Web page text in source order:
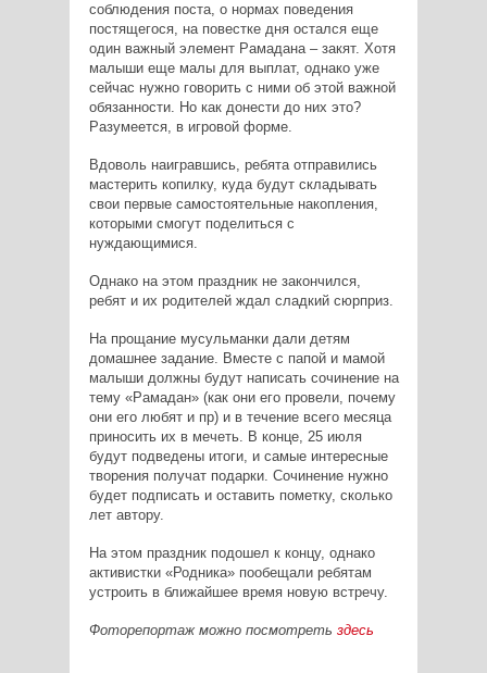
соблюдения поста, о нормах поведения
постящегося, на повестке дня остался еще
один важный элемент Рамадана – закят. Хотя
малыши еще малы для выплат, однако уже
сейчас нужно говорить с ними об этой важной
обязанности. Но как донести до них это?
Разумеется, в игровой форме.
Вдоволь наигравшись, ребята отправились
мастерить копилку, куда будут складывать
свои первые самостоятельные накопления,
которыми смогут поделиться с
нуждающимися.
Однако на этом праздник не закончился,
ребят и их родителей ждал сладкий сюрприз.
На прощание мусульманки дали детям
домашнее задание. Вместе с папой и мамой
малыши должны будут написать сочинение на
тему «Рамадан» (как они его провели, почему
они его любят и пр) и в течение всего месяца
приносить их в мечеть. В конце, 25 июля
будут подведены итоги, и самые интересные
творения получат подарки. Сочинение нужно
будет подписать и оставить пометку, сколько
лет автору.
На этом праздник подошел к концу, однако
активистки «Родника» пообещали ребятам
устроить в ближайшее время новую встречу.
Фоторепортаж можно посмотреть здесь